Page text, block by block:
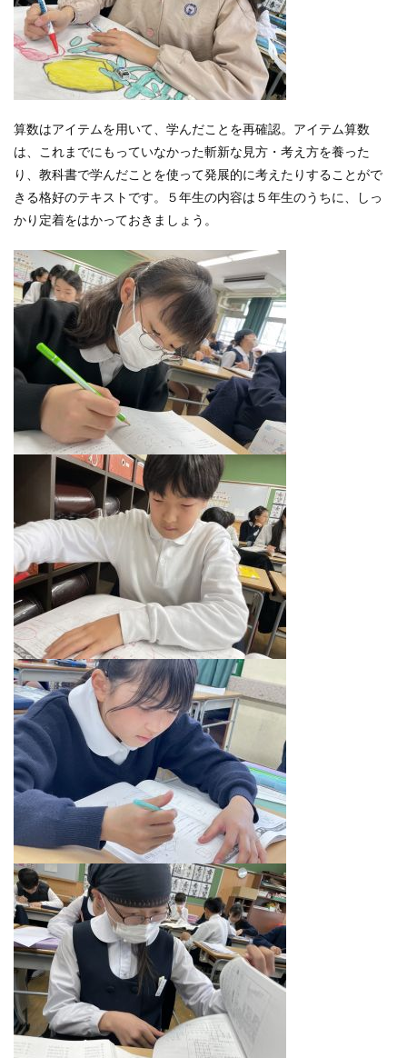
算数はアイテムを用いて、学んだことを再確認。アイテム算数
は、これまでにもっていなかった斬新な見方・考え方を養った
り、教科書で学んだことを使って発展的に考えたりすることがで
きる格好のテキストです。５年生の内容は５年生のうちに、しっ
かり定着をはかっておきましょう。